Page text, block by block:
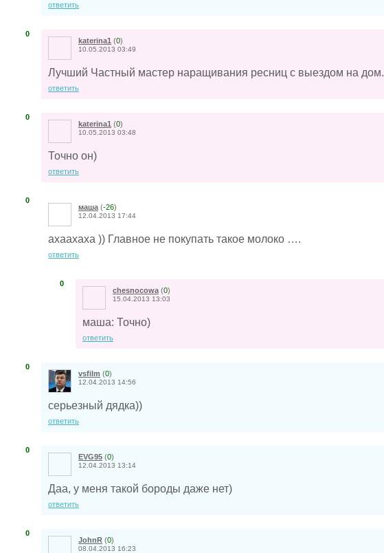
ответить
0
katerina1 (0)
10.05.2013 03:49
Лучший Частный мастер наращивания ресниц с выездом на дом.
ответить
0
katerina1 (0)
10.05.2013 03:48
Точно он)
ответить
0
маша (-26)
12.04.2013 17:44
ахаахаха )) Главное не покупать такое молоко ….
ответить
0
chesnocowa (0)
15.04.2013 13:03
маша: Точно)
ответить
0
vsfilm (0)
12.04.2013 14:56
серьезный дядка))
ответить
0
EVG95 (0)
12.04.2013 13:14
Даа, у меня такой бороды даже нет)
ответить
0
JohnR (0)
08.04.2013 16:23